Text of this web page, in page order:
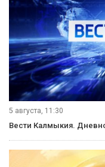
5 августа, 11:30
Вести Калмыкия.